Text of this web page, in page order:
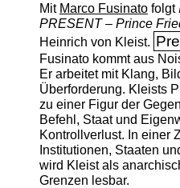
Mit Marco Fusinatofolgt
PRESENT – Prince
Heinrich von Kleist.
Fusinato kommt aus
Er arbeitet mit Klang,
Überforderung. Kleists
zu einer Figur der
Befehl, Staat und
Kontrollverlust. In einer
Institutionen, Staaten
wird Kleist als
Grenzen lesbar.